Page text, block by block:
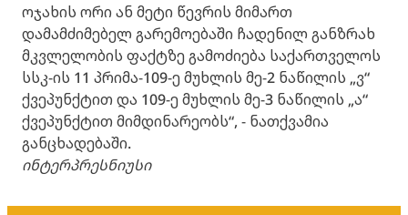
ოჯახის ორი ან მეტი წევრის მიმართ
დამამძიმებელ გარემოებაში ჩადენილ განზრახ
მკვლელობის ფაქტზე გამოძიება საქართველოს
სსკ-ის 11 პრიმა-109-ე მუხლის მე-2 ნაწილის „ვ“
ქვეპუნქტით და 109-ე მუხლის მე-3 ნაწილის „ა“
ქვეპუნქტით მიმდინარეობს“, - ნათქვამია
განცხადებაში.
ინტერპრესნიუსი